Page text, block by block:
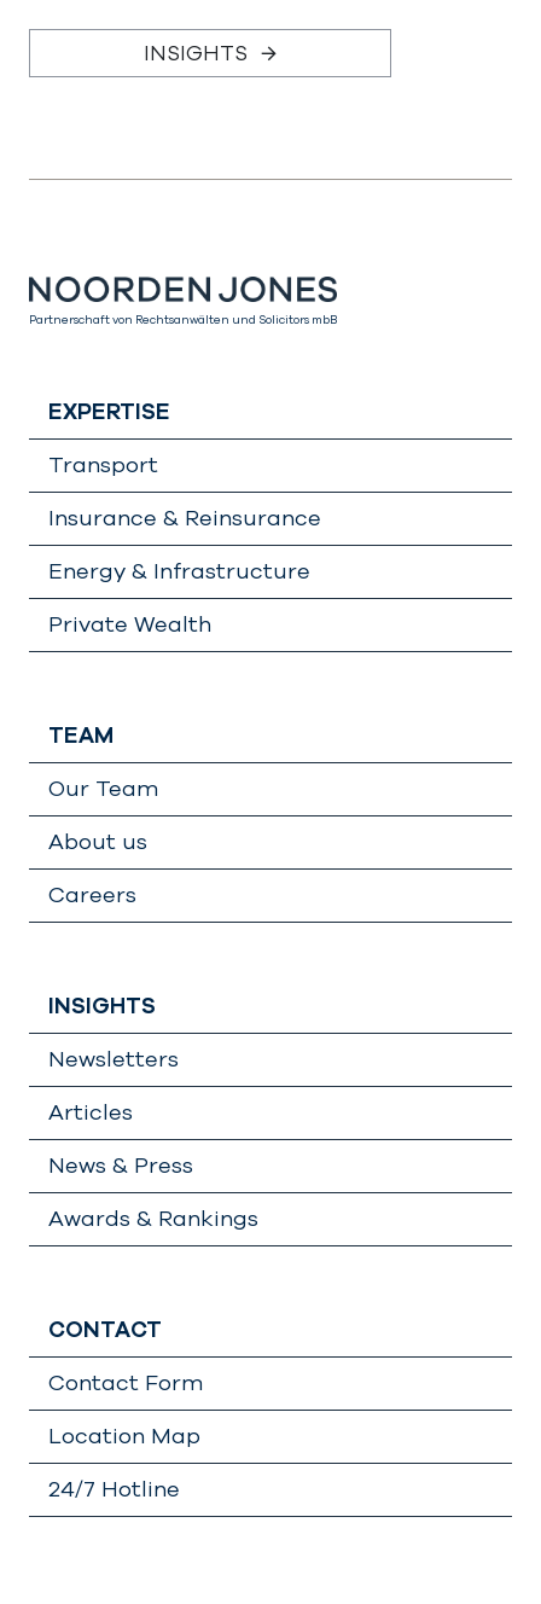
INSIGHTS
Partnerschaft von Rechtsanwälten und Solicitors mbB
EXPERTISE
Transport
Insurance & Reinsurance
Energy & Infrastructure
Private Wealth
TEAM
Our Team
About us
Careers
INSIGHTS
Newsletters
Articles
News & Press
Awards & Rankings
CONTACT
Contact Form
Location Map
24/7 Hotline